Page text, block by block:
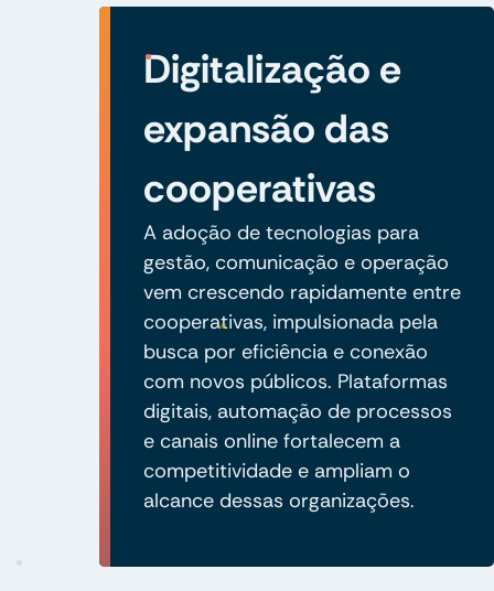
Digitalização e
expansão das
cooperativas
A adoção de tecnologias para
gestão, comunicação e operação
vem crescendo rapidamente entre
cooperativas, impulsionada pela
busca por eficiência e conexão
com novos públicos. Plataformas
digitais, automação de processos
e canais online fortalecem a
competitividade e ampliam o
alcance dessas organizações.